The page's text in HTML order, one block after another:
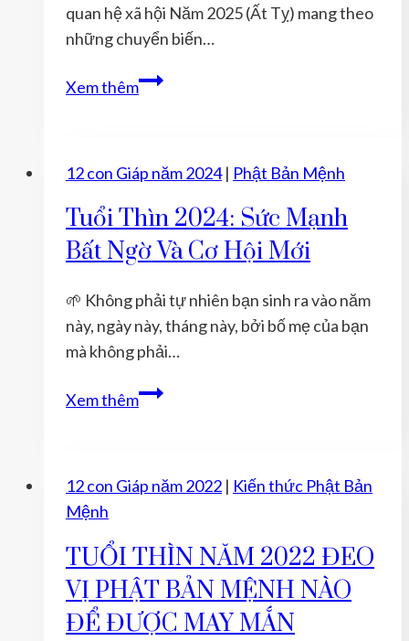
quan hệ xã hội Năm 2025 (Ất Tỵ) mang theo
những chuyển biến…
Xem thêmTuổi
–
Đột
phá
tài
và
quan
hệ
xã
hội
12 con Giáp năm 2024| Phật Bản Mệnh
Tuổi Thìn 2024: Sức Mạnh
Bất Ngờ Và Cơ Hội Mới
🌱 Không phải tự nhiên bạn sinh ra vào năm
này, ngày này, tháng này, bởi bố mẹ của bạn
mà không phải…
Xem thêmTuổi
Mạnh
Ngờ
và
Cơ
Hội
12 con Giáp năm 2022 | Kiến thức Phật Bản
Mệnh
TUỔI THÌN NĂM 2022 ĐEO
VỊ PHẬT BẢN MỆNH NÀO
ĐỂ ĐƯỢC MAY MẮN